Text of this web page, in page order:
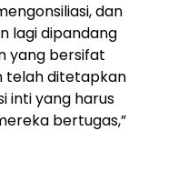
dan
lagi dipandang
yang bersifat
telah ditetapkan
inti yang harus
bertugas,”